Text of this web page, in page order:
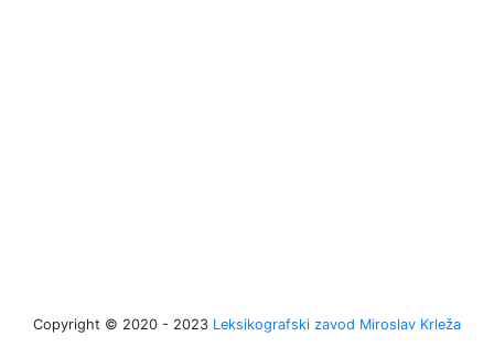
Copyright © 2020 - 2023 Leksikografski zavod Miroslav Krleža